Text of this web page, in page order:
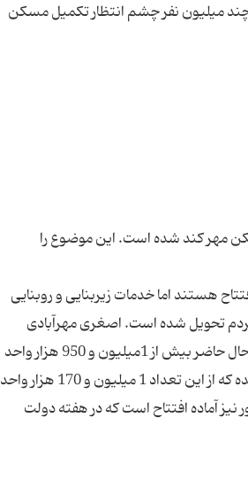
چند میلیون نفر چشم انتظار تکمیل مسکن
مهر کند شده است. این موضوع را
330 هزار مسکن مهر آماده افتتاح هستند اما خدمات زیربنایی و روبنایی
تدبیر و امید 170 هزار مسکن مهر به مردم تحویل شده است. اصغری مهرآبادی
اضافه کرد:‌ از 2میلیون و 320 هزار واحد مسکن مهر در کشور که ساخت آنها آغاز شد در حال حاضر بیش از 1میلیون و 950 هزار واحد
در مرحله سفت کاری قرار دارد و یک میلیون و 600 هزار واحد کار ساخت آن به پایان رسیده که از این تعداد 1 میلیون و 170 هزار واحد
از مسکن مهر در کشور نیز آماده افتتاح است که در هفته دولت